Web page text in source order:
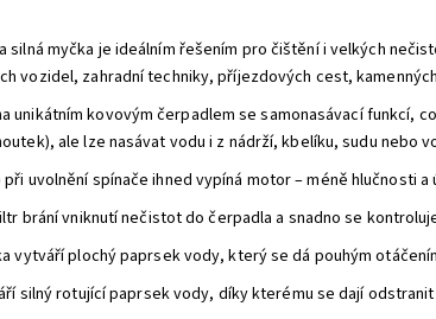
silná myčka je ideálním řešením pro čištění i velkých
vozidel, zahradní techniky, příjezdových cest,
unikátním kovovým čerpadlem se samonasávací funkcí,
ale lze nasávat vodu i z nádrží, kbelíku, sudu nebo
uvolnění spínače ihned vypíná motor – méně hlučnosti a
brání vniknutí nečistot do čerpadla a snadno se
vytváří plochý paprsek vody, který se dá pouhým
silný rotující paprsek vody, díky kterému se dají